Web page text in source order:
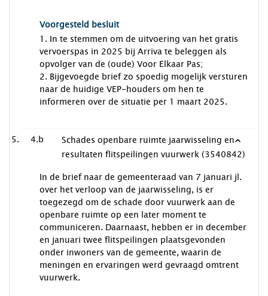
Voorgesteld besluit
1. In te stemmen om de uitvoering van het gratis
vervoerspas in 2025 bij Arriva te beleggen als
opvolger van de (oude) Voor Elkaar Pas;
2. Bijgevoegde brief zo spoedig mogelijk versturen
naar de huidige VEP-houders om hen te
informeren over de situatie per 1 maart 2025.
4.b
Schades openbare ruimte jaarwisseling en
resultaten flitspeilingen vuurwerk (3540842)
In de brief naar de gemeenteraad van 7 januari jl.
over het verloop van de jaarwisseling, is er
toegezegd om de schade door vuurwerk aan de
openbare ruimte op een later moment te
communiceren. Daarnaast, hebben er in december
en januari twee flitspeilingen plaatsgevonden
onder inwoners van de gemeente, waarin de
meningen en ervaringen werd gevraagd omtrent
vuurwerk.